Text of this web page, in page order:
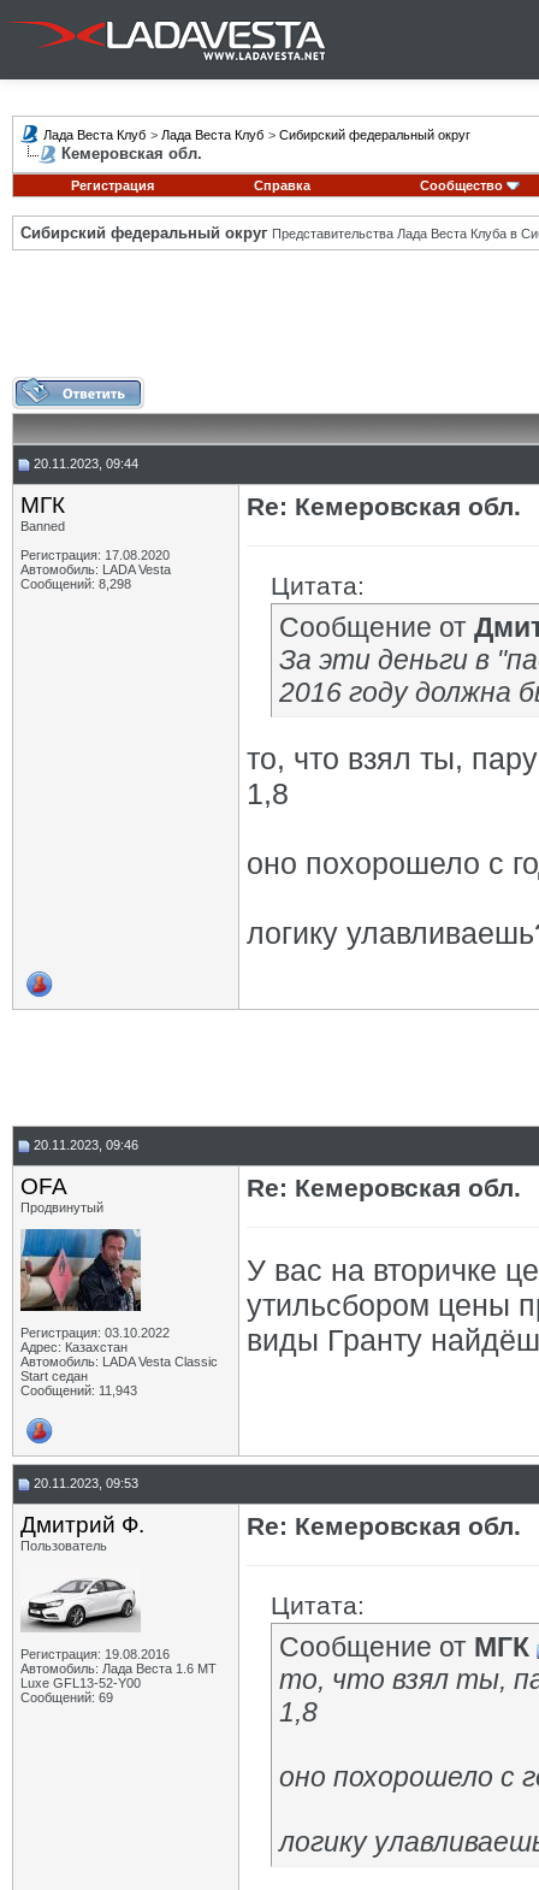
Лада Веста Клуб > Лада Веста Клуб > Сибирский федеральный округ
Кемеровская обл.
Регистрация Справка Сообщество
Сибирский федеральный округ Представительства Лада Веста Клуба в
20.11.2023, 09:44
МГК
Banned
Регистрация: 17.08.2020
Автомобиль: LADA Vesta
Сообщений: 8,298
Re: Кемеровская обл.
Цитата:
Сообщение от
За эти деньги в
2016 году должна
то, что взял ты,
1,8
оно похорошело с
логику
20.11.2023, 09:46
OFA
Продвинутый
Регистрация: 03.10.2022
Адрес: Казахстан
Автомобиль: LADA Vesta Classic
Start седан
Сообщений: 11,943
Re: Кемеровская обл.
У вас на вторичке
утильсбором цены
виды Гранту
20.11.2023, 09:53
Дмитрий Ф.
Пользователь
Регистрация: 19.08.2016
Автомобиль: Лада Веста 1.6 MT
Luxe GFL13-52-Y00
Сообщений: 69
Re: Кемеровская обл.
Цитата:
Сообщение от МГК
то, что взял ты,
1,8
оно похорошело с
логику